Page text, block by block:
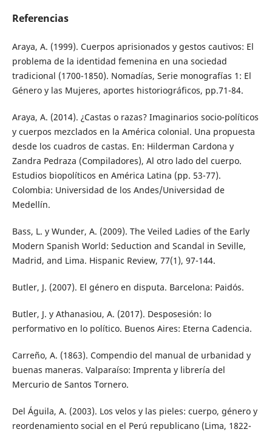
Referencias
Araya, A. (1999). Cuerpos aprisionados y gestos cautivos: El
problema de la identidad femenina en una sociedad
tradicional (1700-1850). Nomadías, Serie monografías 1: El
Género y las Mujeres, aportes historiográficos, pp.71-84.
Araya, A. (2014). ¿Castas o razas? Imaginarios socio-políticos
y cuerpos mezclados en la América colonial. Una propuesta
desde los cuadros de castas. En: Hilderman Cardona y
Zandra Pedraza (Compiladores), Al otro lado del cuerpo.
Estudios biopolíticos en América Latina (pp. 53-77).
Colombia: Universidad de los Andes/Universidad de
Medellín.
Bass, L. y Wunder, A. (2009). The Veiled Ladies of the Early
Modern Spanish World: Seduction and Scandal in Seville,
Madrid, and Lima. Hispanic Review, 77(1), 97-144.
Butler, J. (2007). El género en disputa. Barcelona: Paidós.
Butler, J. y Athanasiou, A. (2017). Desposesión: lo
performativo en lo político. Buenos Aires: Eterna Cadencia.
Carreño, A. (1863). Compendio del manual de urbanidad y
buenas maneras. Valparaíso: Imprenta y librería del
Mercurio de Santos Tornero.
Del Águila, A. (2003). Los velos y las pieles: cuerpo, género y
reordenamiento social en el Perú republicano (Lima, 1822-